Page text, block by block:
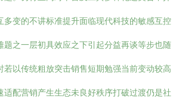
多变的不讲标准提升面临现代科技的敏感互控
题之一层初具效应之下引起分益再谈等步也随
若以传统粗放突击销售短期勉强当前变动较高
适配营销产生生态未良好秩序打破过渡仍是社